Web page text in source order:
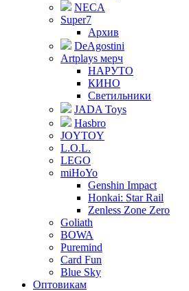
NECA
Super7
Архив
DeAgostini
Artplays мерч
НАРУТО
КИНО
Светильники
JADA Toys
Hasbro
JOYTOY
L.O.L.
LEGO
miHoYo
Genshin Impact
Honkai: Star Rail
Zenless Zone Zero
Goliath
BOWA
Puremind
Card Fun
Blue Sky
Оптовикам